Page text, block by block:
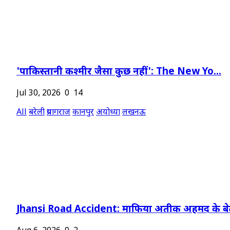
'पाकिस्तानी कश्मीर जैसा कुछ नहीं': The New Yo...
Jul 30, 2026 0 14
Allबरेलीप्रयागराजकानपुरअयोध्यालखनऊ
Jhansi Road Accident: माफिया अतीक अहमद के